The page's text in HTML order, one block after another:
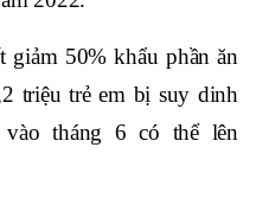
giảm 50% khẩu phần ăn
triệu trẻ em bị suy dinh
tháng 6 có thể lên